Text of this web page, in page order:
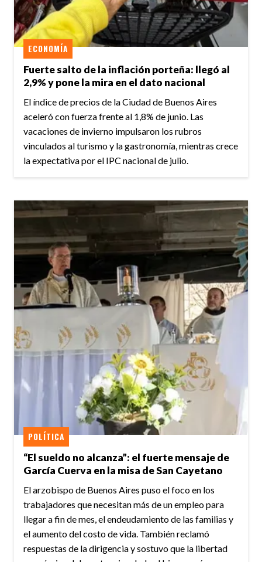
Fuerte salto de la inflación porteña: llegó al
2,9% y pone la mira en el dato nacional
ECONOMÍA
El índice de precios de la Ciudad de Buenos Aires
aceleró con fuerza frente al 1,8% de junio. Las
vacaciones de invierno impulsaron los rubros
vinculados al turismo y la gastronomía, mientras crece
la expectativa por el IPC nacional de julio.
“El sueldo no alcanza”: el fuerte mensaje de
García Cuerva en la misa de San Cayetano
POLÍTICA
El arzobispo de Buenos Aires puso el foco en los
trabajadores que necesitan más de un empleo para
llegar a fin de mes, el endeudamiento de las familias y
el aumento del costo de vida. También reclamó
respuestas de la dirigencia y sostuvo que la libertad